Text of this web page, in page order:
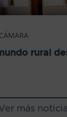
rural
más